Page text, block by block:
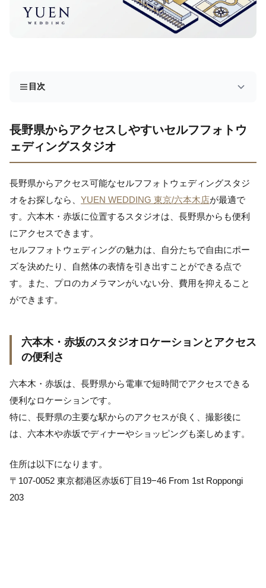
目次
長野県からアクセスしやすいセルフフォトウ
ェディングスタジオ
長野県からアクセス可能なセルフフォトウェディングスタジ
オをお探しなら、 YUEN WEDDING 東京/六本木店が最適で
す。六本木・赤坂に位置するスタジオは、長野県からも便利
にアクセスできます。
セルフフォトウェディングの魅力は、自分たちで自由にポー
ズを決めたり、自然体の表情を引き出すことができる点で
す。また、プロのカメラマンがいない分、費用を抑えること
ができます。
六本木・赤坂のスタジオロケーションとアクセス
の便利さ
六本木・赤坂は、長野県から電車で短時間でアクセスできる
便利なロケーションです。
特に、長野県の主要な駅からのアクセスが良く、撮影後に
は、六本木や赤坂でディナーやショッピングも楽しめます。
住所は以下になります。
〒107-0052 東京都港区赤坂6丁目19−46 From 1st Roppongi
203